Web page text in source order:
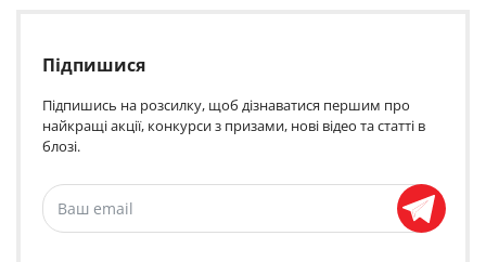
Підпишися
Підпишись на розсилку, щоб дізнаватися першим про
найкращі акції, конкурси з призами, нові відео та статті в
блозі.